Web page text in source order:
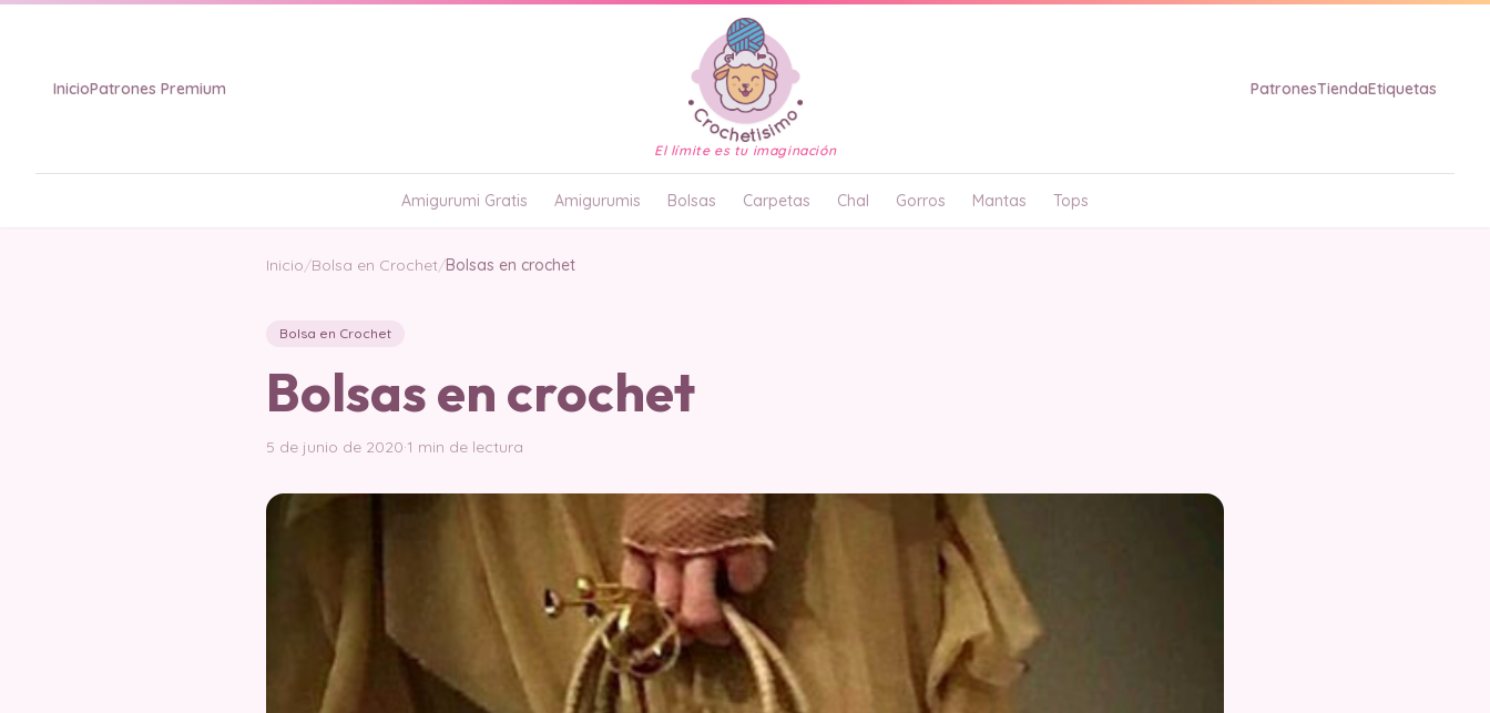
InicioPatrones Premium
El límite es tu imaginación
PatronesTiendaEtiquetas
Amigurumi Gratis Amigurumis Bolsas Carpetas Chal Gorros Mantas Tops
Inicio/Bolsa en Crochet/Bolsas en crochet
Bolsa en Crochet
Bolsas en crochet
5 de junio de 2020·1 min de lectura